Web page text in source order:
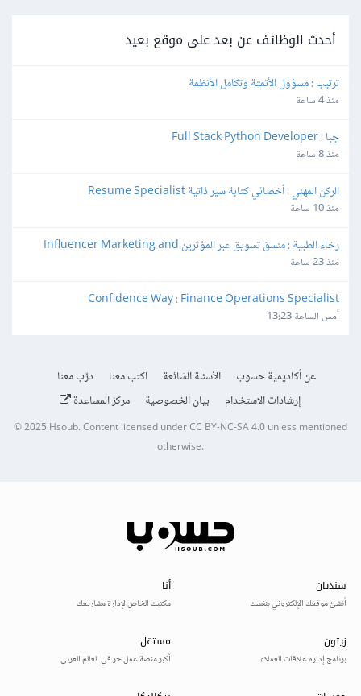
أحدث الوظائف عن بعد على موقع بعيد
ترتيب : مسؤول الأتمتة وتكامل الأنظمة
منذ 4 ساعة
جبا : Full Stack Python Developer
منذ 8 ساعة
الركن المهني : أخصائي كتابة سير ذاتية Resume Specialist
منذ 10 ساعة
Production Coordinator
منذ 23 ساعة
Confidence Way : Finance Operations Specialist
أمس الساعة 13:23
عن أكاديمية حسوب الأسئلة الشائعة اكتب معنا
درّب معنا
إرشادات الاستخدام
بيان الخصوصية مركز المساعدة
© 2025 Hsoub.Content licensed underCC BY-NC-SA 4.0unless mentioned
otherwise.